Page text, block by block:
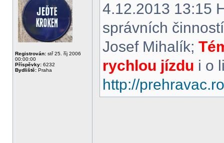
Registrován: stř 25. říj 2006
00:00:00
Příspěvky: 6232
Bydliště: Praha
4.12.2013 13:15
správních
Josef Mihalík;
rychlou jízdu i o
http://